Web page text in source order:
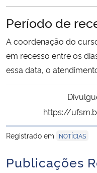
Ministério da Saúde
Ministério da Ciência,
Ministério do Meio Ambiente
Ministério do Turismo
Ministério do Desenvolvimento
Controladoria-Geral da União
Período de
A coordenação do
em recesso entre os
essa data, o
https://
Registrado em
NOTÍCIAS
Publicações